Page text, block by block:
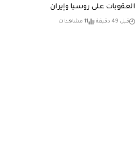
العقوبات على روسيا وإيران
قبل 49 دقيقة 11 مشاهدات